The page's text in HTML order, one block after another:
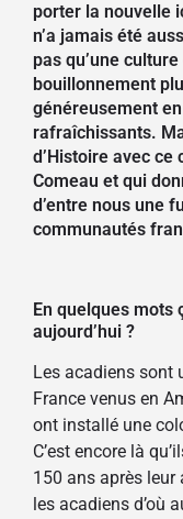
porter la nouvelle
n’a jamais été
pas qu’une
bouillonnement
généreusement
rafraîchissants.
d’Histoire avec ce
Comeau et qui
d’entre nous une
communautés
En quelques mots
aujourd’hui ?
Les acadiens sont
France venus en
ont installé une
C’est encore là
150 ans après leur
les acadiens d’où